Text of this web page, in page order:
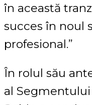
în această
succes în noul
profesional.”
În rolul său
al Segmentului